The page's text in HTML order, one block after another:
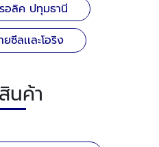
อลิค ปทุมธานี
ซีลเเละโอริง
นค้า